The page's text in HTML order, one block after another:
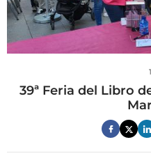
1
39ª Feria del Libro